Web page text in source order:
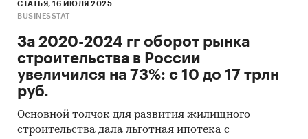
СТАТЬЯ, 16 ИЮЛЯ 2025
BUSINESSTAT
За 2020-2024 гг оборот рынка
строительства в России
увеличился на 73%: с 10 до 17 трлн
руб.
Основной толчок для развития жилищного
строительства дала льготная ипотека с